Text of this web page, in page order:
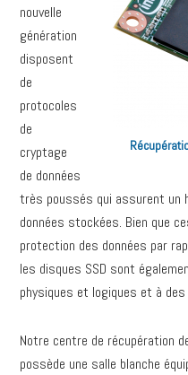
nouvelle
génération
disposent
de
protocoles
de
cryptage
de données
très poussés qui assurent un
données stockées. Bien que
protection des données par
les disques SSD sont
physiques et logiques et à
Notre centre de récupération
possède une salle blanche